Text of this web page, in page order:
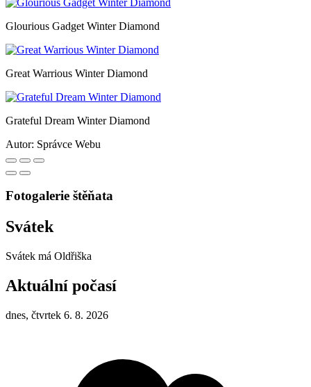
Glourious Gadget Winter Diamond
Great Warrious Winter Diamond
Grateful Dream Winter Diamond
Autor: Správce Webu
Fotogalerie štěňata
Svátek
Svátek má Oldřiška
Aktuální počasí
dnes, čtvrtek 6. 8. 2026